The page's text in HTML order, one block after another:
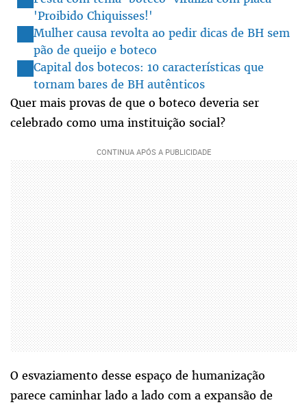
'Proibido Chiquisses!'
Mulher causa revolta ao pedir dicas de BH sem
pão de queijo e boteco
Capital dos botecos: 10 características que
tornam bares de BH autênticos
Quer mais provas de que o boteco deveria ser
celebrado como uma instituição social?
O esvaziamento desse espaço de humanização
parece caminhar lado a lado com a expansão de